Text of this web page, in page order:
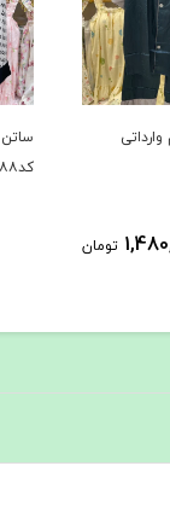
تومان
ساتن
کد۷۵۸۸